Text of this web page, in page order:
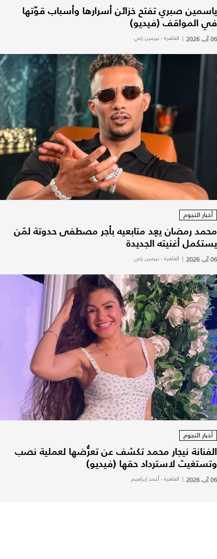
ياسمين صبري تفتح خزائن أسرارها وأسباب قوّتها
في المواقف (فيديو)
06 آب 2026 | القاهرة - نيرمين زكي
أخبار النجوم
محمد رمضان يعِد متابعيه بأجر مصطفى حدوتة لمَن
يستكمل أغنيته الجديدة
06 آب 2026 | القاهرة - نيرمين زكي
أخبار النجوم
الفنانة نيجار محمد تكشف عن تعرُّضها لعملية نصب
وتستغيث لاسترداد حقها (فيديو)
06 آب 2026 | القاهرة - أحمد إبراهيم